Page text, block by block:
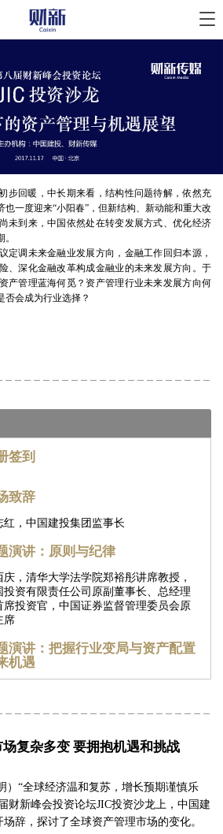
回暖，中长期来看，结构性问题待解，依然充
一度迎来“小阳春”，但新结构、新动能和重大改
未到来，中国依然处在转变发展方式、优化经济
调未来金融业发展方向，金融工作回归本源，
、深化金融改革构成金融业的未来发展方向。于
产管理蓝海何觅？资产管理行业未来发展方向何
否会成为行业选择？
签到
致辞
红，中国建投集团监事长
演讲：原则与纪律
庆，清华大学法学院郑裕彤讲席教授，
投资有限责任公司原副董事长、总经理
席投资官，中国证券监督管理委员会原
席
演讲：把握行业变局与资产配置
机遇
讨论一：监管变革下的资管创新
监管格局下，中国资管行业的挑战及发
结合，化解金融风险？资管有何创新突
会？
宾：
复杂多变 要拥抱机遇和挑战
）“全球经济温和复苏，增长预期谨慎乐
财新峰会投资论坛JIC投资沙龙上，中国建
辞，探讨了全球资产管理市场的变化。